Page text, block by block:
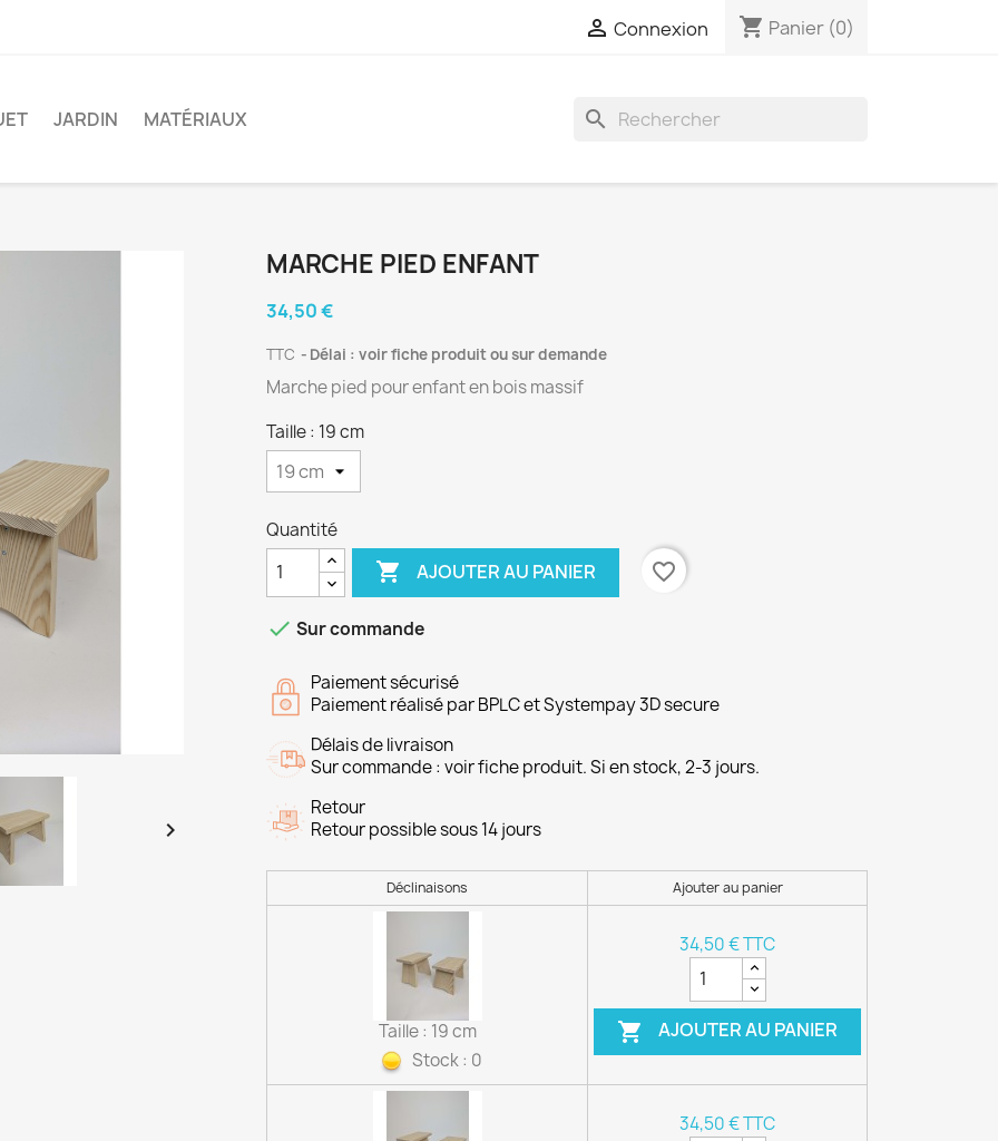
 Connexion shopping_cart Panier (0)
JARDIN MATÉRIAUX search

MARCHE PIED ENFANT
34,50 €
TTC Délai : voir fiche produit ou sur demande
Marche pied pour enfant en bois massif
Taille : 19 cm
Quantité
 AJOUTER AU PANIER favorite_border
 Sur commande
Paiement sécurisé
Paiement réalisé par BPLC et Systempay 3D secure
Délais de livraison
Sur commande : voir fiche produit. Si en stock, 2-3 jours.
Retour
Retour possible sous 14 jours
Déclinaisons Ajouter au panier
Taille : 19 cm
Stock : 0
34,50 € TTC
 AJOUTER AU PANIER
34,50 € TTC